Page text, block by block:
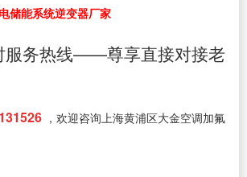
储能系统逆变器厂家
服务热线——尊享直接对接老
，欢迎咨询上海黄浦区大金空调加氟